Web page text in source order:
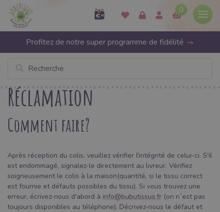
0
Profitez de notre super programme de fidélité
Réclamation
Comment faire?
Après réception du colis, veuillez vérifier l'intégrité de celui-ci. S'il
est endommagé, signalez-le directement au livreur. Vérifiez
soigneusement le colis à la maison(quantité, si le tissu correct
est fournie et défauts possibles du tissu). Si vous trouvez une
erreur, écrivez-nous d'abord à info@bubutissus.fr (on n´est pas
toujours disponibles au téléphone). Décrivez-nous le défaut et